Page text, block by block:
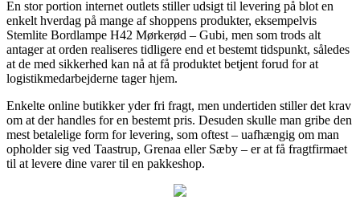
En stor portion internet outlets stiller udsigt til levering på blot en
enkelt hverdag på mange af shoppens produkter, eksempelvis
Stemlite Bordlampe H42 Mørkerød – Gubi, men som trods alt
antager at orden realiseres tidligere end et bestemt tidspunkt, således
at de med sikkerhed kan nå at få produktet betjent forud for at
logistikmedarbejderne tager hjem.
Enkelte online butikker yder fri fragt, men undertiden stiller det krav
om at der handles for en bestemt pris. Desuden skulle man gribe den
mest betalelige form for levering, som oftest – uafhængig om man
opholder sig ved Taastrup, Grenaa eller Sæby – er at få fragtfirmaet
til at levere dine varer til en pakkeshop.